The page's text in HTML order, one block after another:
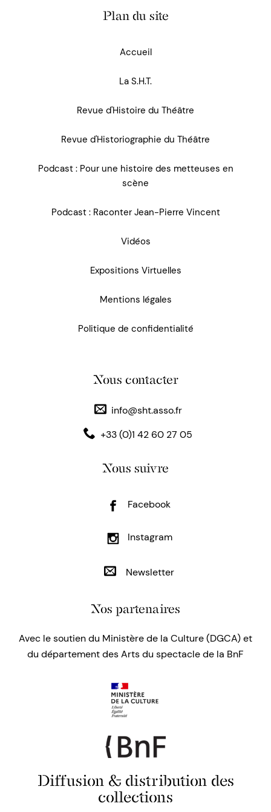
Plan du site
Accueil
La S.H.T.
Revue d'Histoire du Théâtre
Revue d'Historiographie du Théâtre
Podcast : Pour une histoire des metteuses en
scène
Podcast : Raconter Jean-Pierre Vincent
Vidéos
Expositions Virtuelles
Mentions légales
Politique de confidentialité
Nous contacter
info@sht.asso.fr
+33 (0)1 42 60 27 05
Nous suivre
Facebook
Instagram
Newsletter
Nos partenaires
Avec le soutien du Ministère de la Culture (DGCA) et
du département des Arts du spectacle de la BnF
Diffusion & distribution des
collections